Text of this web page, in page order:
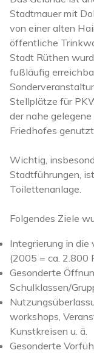
Stadtmauer mit
von einer alten
öffentliche
Stadt Rüthen
fußläufig
Stellplätze für
der nahe
Friedhofes
Wichtig,
Stadtführungen,
Toilettenanlage.
Folgendes Ziele
Integrierung in
(2005 = ca. 2.800
Gesonderte
Schulklassen/
workshops,
Kunstkreisen u. ä.
Gesonderte